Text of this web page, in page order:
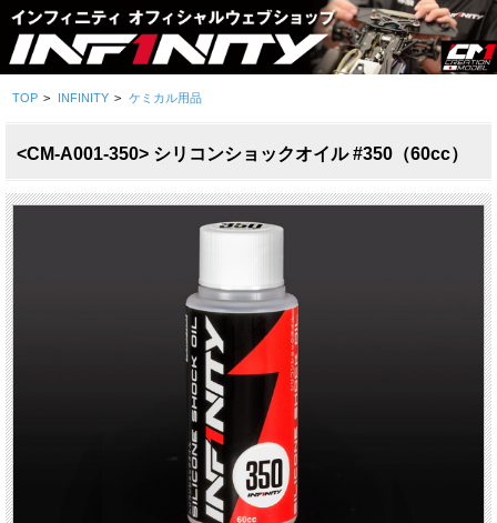
TOP > INFINITY > ケミカル用品
<CM-A001-350> シリコンショックオイル #350（60cc）